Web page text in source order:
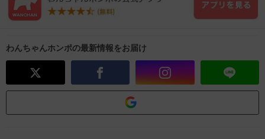
わんちゃんホンポの最新情報をお届け